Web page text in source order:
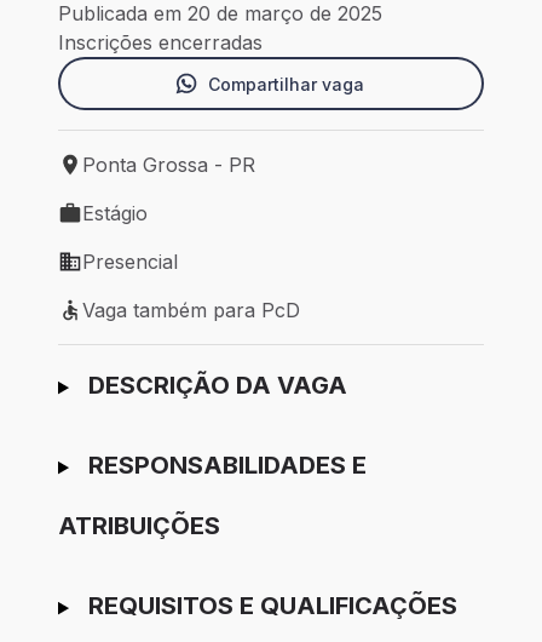
Publicada em 20 de março de 2025
Inscrições encerradas
Compartilhar vaga
Local de trabalho: Ponta Grossa - PR
Ponta Grossa - PR
Tipo de vaga: Estágio
Estágio
Modelo de trabalho: Presencial
Presencial
Vaga também para PcD
Vaga também para PcD
Ir para candidatura
DESCRIÇÃO DA VAGA
RESPONSABILIDADES E
ATRIBUIÇÕES
REQUISITOS E QUALIFICAÇÕES